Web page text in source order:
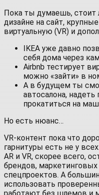
Пока ты думаешь, стоит
дизайне на сайт,
виртуальную (VR) и
IKEA уже давно
себя дома через
Airbnb тестирует
можно «зайти» в
А в будущем ты
автосалона, надеть
прокатиться на
Но есть нюанс…
VR-контент пока что
гарнитуры есть не у
AR и VR, скорее всего,
брендов,
спецпроектов. А
использовать